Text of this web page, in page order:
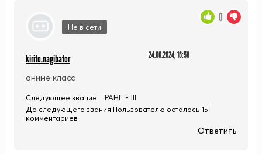
Не в сети
kirito.nagibator 24.06.2024, 16:58
аниме класс
0
Следующее звание: РАНГ - III
До следующего звания Пользователю осталось 15
комментариев
Ответить